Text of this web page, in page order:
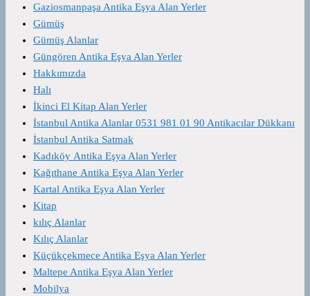
Gaziosmanpaşa Antika Eşya Alan Yerler
Gümüş
Gümüş Alanlar
Güngören Antika Eşya Alan Yerler
Hakkımızda
Halı
İkinci El Kitap Alan Yerler
İstanbul Antika Alanlar 0531 981 01 90 Antikacılar Dükkanı
İstanbul Antika Satmak
Kadıköy Antika Eşya Alan Yerler
Kağıthane Antika Eşya Alan Yerler
Kartal Antika Eşya Alan Yerler
Kitap
kılıç Alanlar
Kılıç Alanlar
Küçükçekmece Antika Eşya Alan Yerler
Maltepe Antika Eşya Alan Yerler
Mobilya